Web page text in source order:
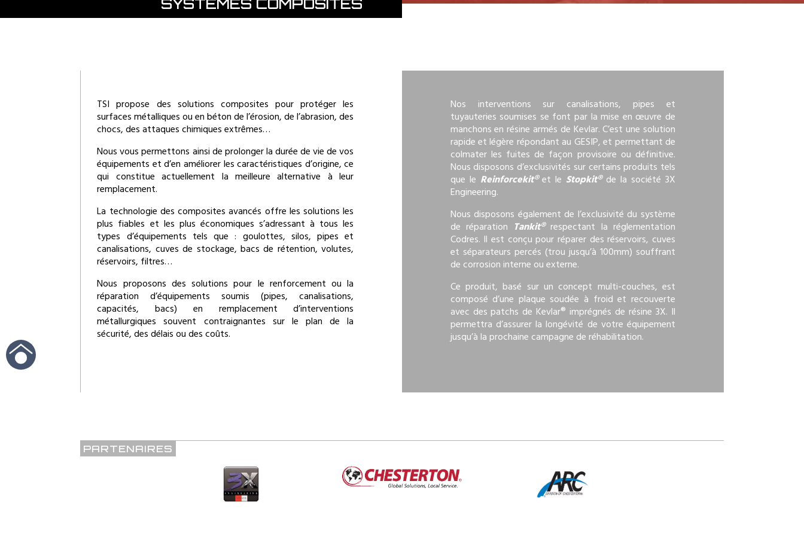
SYSTÈMES COMPOSITES
TSI propose des solutions composites pour protéger les
surfaces métalliques ou en béton de l’érosion, de l’abrasion, des
chocs, des attaques chimiques extrêmes…
Nous vous permettons ainsi de prolonger la durée de vie de vos
équipements et d’en améliorer les caractéristiques d’origine, ce
qui constitue actuellement la meilleure alternative à leur
remplacement.
La technologie des composites avancés offre les solutions les
plus fiables et les plus économiques s’adressant à tous les
types d’équipements tels que : goulottes, silos, pipes et
canalisations, cuves de stockage, bacs de rétention, volutes,
réservoirs, filtres…
Nous proposons des solutions pour le renforcement ou la
réparation d’équipements soumis (pipes, canalisations,
capacités, bacs) en remplacement d’interventions
métallurgiques souvent contraignantes sur le plan de la
sécurité, des délais ou des coûts.
Nos interventions sur canalisations, pipes et
tuyauteries soumises se font par la mise en œuvre de
manchons en résine armés de Kevlar. C’est une solution
rapide et légère répondant au GESIP, et permettant de
colmater les fuites de façon provisoire ou définitive.
Nous disposons d’exclusivités sur certains produits tels
que le Reinforcekit®et le Stopkit®de la société 3X
Engineering.
Nous disposons également de l’exclusivité du système
de réparation Tankit®respectant la réglementation
Codres. Il est conçu pour réparer des réservoirs, cuves
et séparateurs percés (trou jusqu’à 100mm) souffrant
de corrosion interne ou externe.
Ce produit, basé sur un concept multi-couches, est
composé d’une plaque soudée à froid et recouverte
avec des patchs de Kevlar® imprégnés de résine 3X. Il
permettra d’assurer la longévité de votre équipement
jusqu’à la prochaine campagne de réhabilitation.
PARTENAIRES